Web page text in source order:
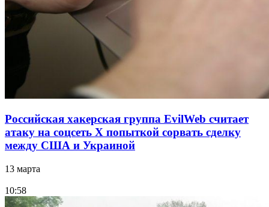
Российская хакерская группа EvilWeb считает
атаку на соцсеть Х попыткой сорвать сделку
между США и Украиной
13 марта
10:58